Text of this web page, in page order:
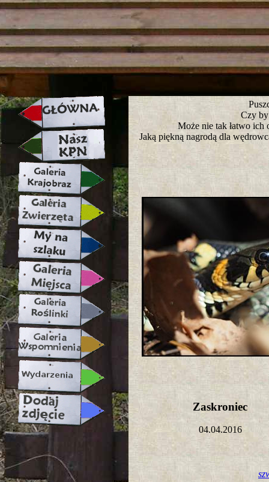
strona w naprawie zapraszamy
Czy by
Może nie tak łatwo ich
Jaką piękną nagrodą dla
Zaskroniec
04.04.2016